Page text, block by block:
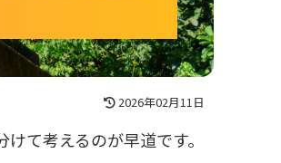
2026年02月11日
て考えるのが早道です。